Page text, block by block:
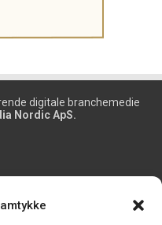
digitale branchemedie
Nordic ApS.